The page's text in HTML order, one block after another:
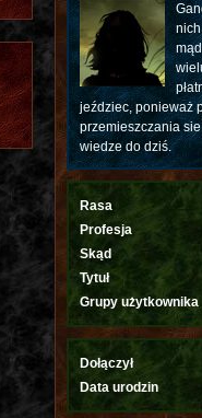
nich
jeździec, ponieważ
przemieszczania
wiedze do dziś.
Rasa
Profesja
Skąd
Tytuł
Grupy użytkownika
Dołączył
Data urodzin